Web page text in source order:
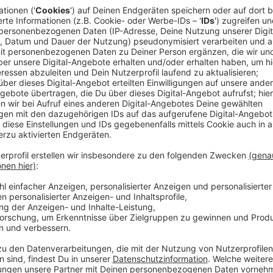
Beschäftigte imAmbulanten Sozialen Dienst
Wichtig: Der Nachweis der Impfberechtigung muss
Arbeitgeberbescheinigungerfolgen. Diese ist zum
Zudem ist das Arbeitsstättenprinzipaufgehoben.
einen Termin in einem Impfzentrum ihrer Wahl
Anzeige
Außerdem richtet sich das Angebot an
maximal zwei Kontaktpersonen je schwangere
befindlichen pflegebedürftigen Person (d.h.
gepflegt werden). Als Nachweis ist das
hier
Kontaktpersonen von Schwangeren haben
pflegebedürftigen Personen haben eineKopie
Pflegegrad der pflegebedürftigen Person